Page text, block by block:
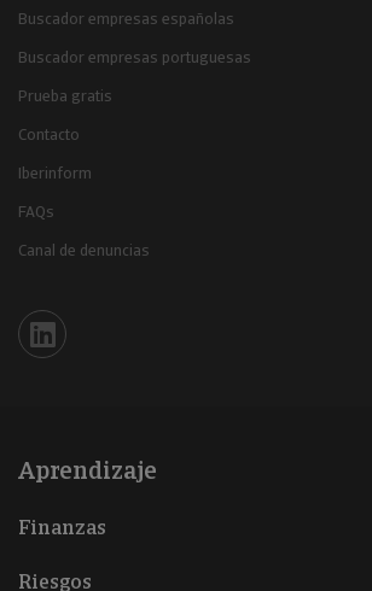
Buscador empresas españolas
Buscador empresas portuguesas
Prueba gratis
Contacto
Iberinform
FAQs
Canal de denuncias
Iberinform en Linkedin
Aprendizaje
Finanzas
Riesgos